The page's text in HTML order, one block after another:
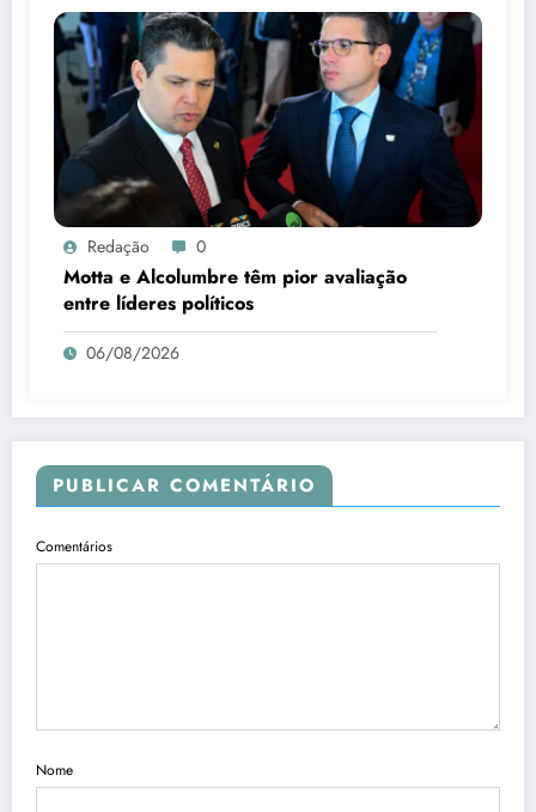
Redação 0
Motta e Alcolumbre têm pior avaliação
entre líderes políticos
06/08/2026
PUBLICAR COMENTÁRIO
Comentários
Nome